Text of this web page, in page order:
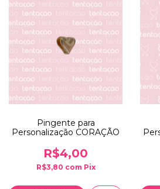
Pingente para
Personalização CORAÇÃO
R$4,00
R$3,80 com Pix